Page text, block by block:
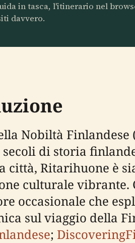
in tasca, l'itinerario nel
davvero.
Nobiltà
di storia
città, Ritarihuone è
culturale vibrante.
occasionale che
sul viaggio della
;